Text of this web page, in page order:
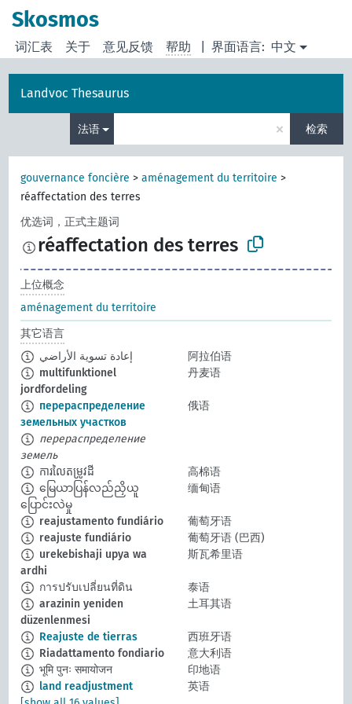
Skosmos
界面语言: 中文
词汇表 关于 意见反馈 帮助
Landvoc Thesaurus
法语 × 检索
gouvernance foncière >aménagement du territoire >
réaffectation des terres
优选词，正式主题词
réaffectation des terres
上位概念
aménagement du territoire
其它语言
إعادة تسوية الأراضي
阿拉伯语
multifunktionel
jordfordeling
丹麦语
перераспределение
земельных участков
俄语
перераспределение
земель
ការលៃតម្រូវដី
高棉语
မြေယာပြန်လည်ညှိယူ
ပြောင်းလဲမှု
缅甸语
reajustamento fundiário
葡萄牙语
reajuste fundiário
葡萄牙语 (巴西)
urekebishaji upya wa
ardhi
斯瓦希里语
การปรับเปลี่ยนที่ดิน
泰语
arazinin yeniden
düzenlenmesi
土耳其语
Reajuste de tierras
西班牙语
Riadattamento fondiario
意大利语
भूमि पुनः समायोजन
印地语
land readjustment
英语